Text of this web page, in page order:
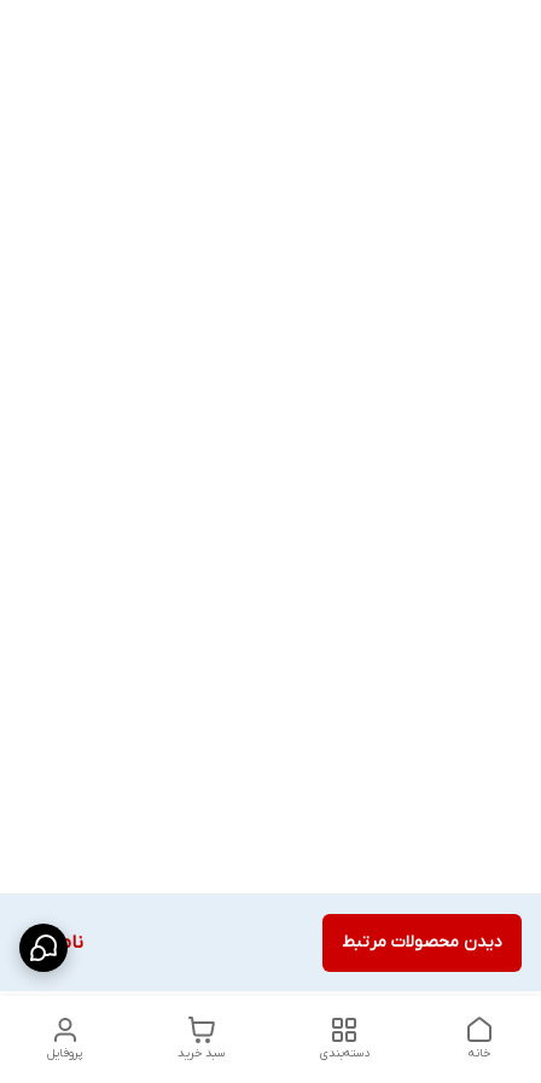
ناموجود دیدن محصولات مرتبط
پروفایل سبد خرید دسته‌بندی خانه